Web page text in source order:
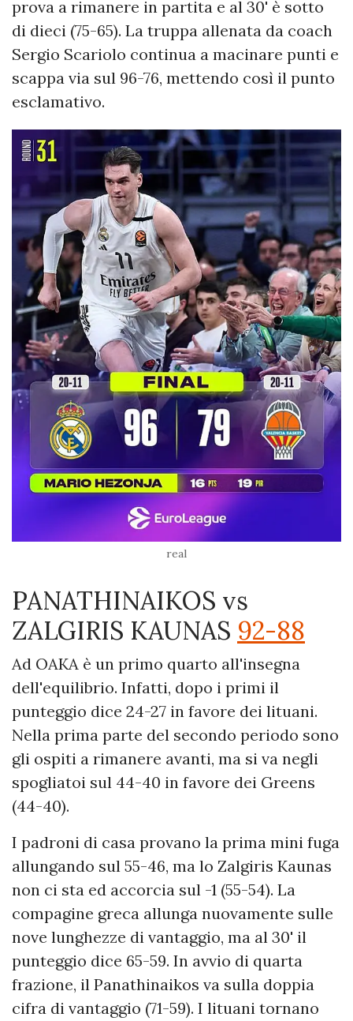
prova a rimanere in partita e al 30' è sotto
di dieci (75-65). La truppa allenata da coach
Sergio Scariolo continua a macinare punti e
scappa via sul 96-76, mettendo così il punto
esclamativo.
real
PANATHINAIKOS vs
ZALGIRIS KAUNAS 92-88
Ad OAKA è un primo quarto all'insegna
dell'equilibrio. Infatti, dopo i primi il
punteggio dice 24-27 in favore dei lituani.
Nella prima parte del secondo periodo sono
gli ospiti a rimanere avanti, ma si va negli
spogliatoi sul 44-40 in favore dei Greens
(44-40).
I padroni di casa provano la prima mini fuga
allungando sul 55-46, ma lo Zalgiris Kaunas
non ci sta ed accorcia sul -1 (55-54). La
compagine greca allunga nuovamente sulle
nove lunghezze di vantaggio, ma al 30' il
punteggio dice 65-59. In avvio di quarta
frazione, il Panathinaikos va sulla doppia
cifra di vantaggio (71-59). I lituani tornano